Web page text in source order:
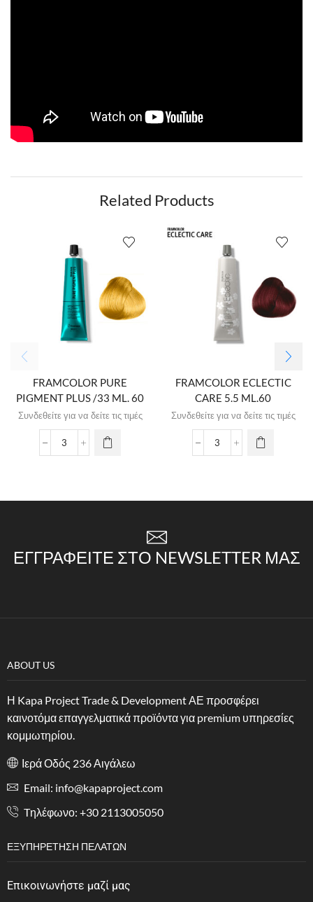
Related Products
FRAMCOLOR PURE
PIGMENT PLUS /33 ML. 60
Συνδεθείτε για να δείτε τις τιμές
FRAMCOLOR ECLECTIC
CARE 5.5 ML.60
Συνδεθείτε για να δείτε τις τιμές
ΕΓΓΡΑΦΕΊΤΕ ΣΤΟ NEWSLETTER ΜΑΣ
ABOUT US
Η Kapa Project Trade & Development ΑΕ προσφέρει
καινοτόμα επαγγελματικά προϊόντα για premium υπηρεσίες
κομμωτηρίου.
Ιερά Οδός 236 Αιγάλεω
Email: info@kapaproject.com
Tηλέφωνο: +30 2113005050
ΕΞΥΠΗΡΈΤΗΣΗ ΠΕΛΑΤΏΝ
Επικοινωνήστε μαζί μας